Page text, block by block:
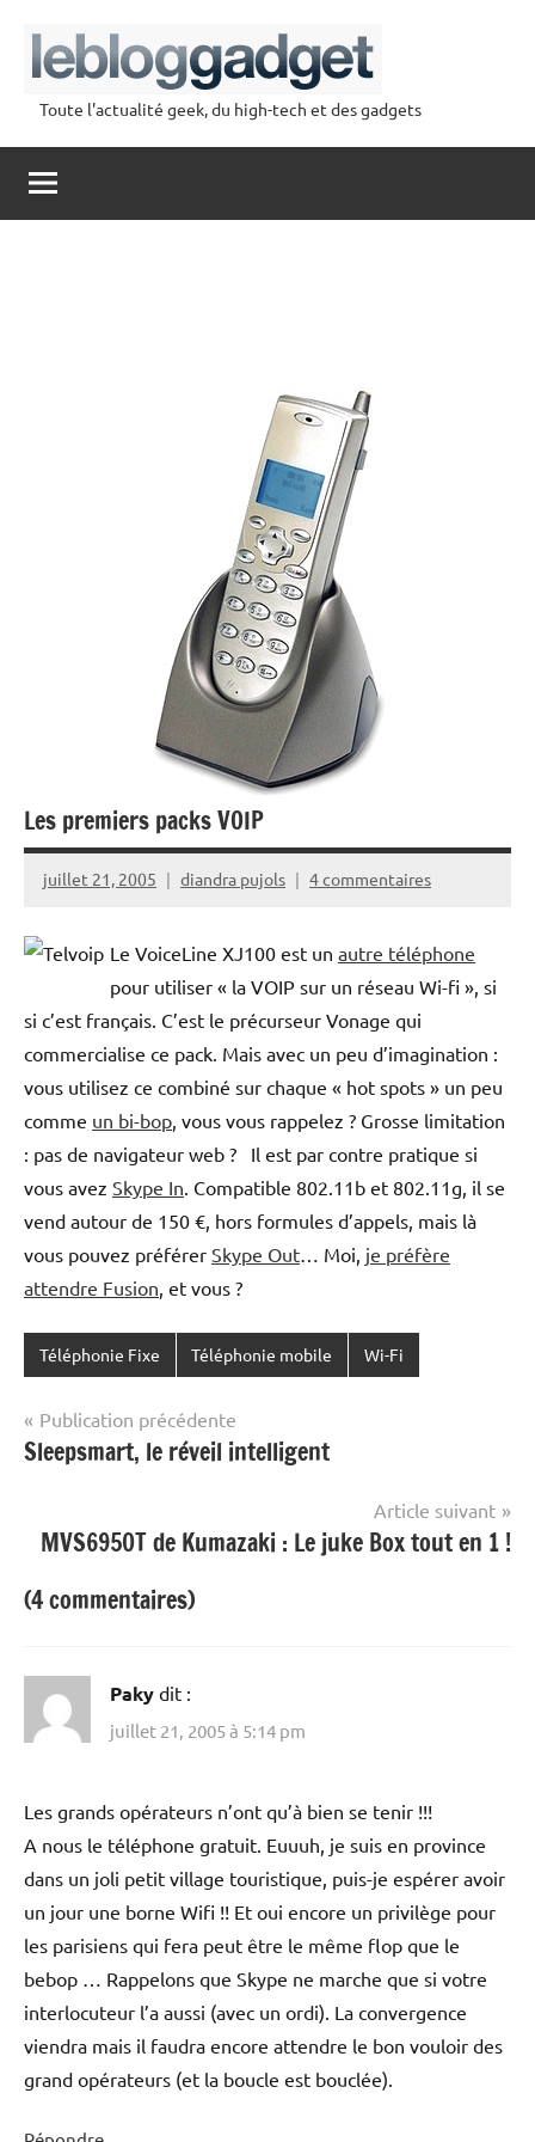
contenu
lebloggadget
Toute l'actualité geek, du high-tech et des gadgets
Les premiers packs VOIP
juillet 21, 2005 diandra pujols 4 commentaires
Le VoiceLine XJ100 est un autre téléphone
pour utiliser « la VOIP sur un réseau Wi-fi », si
si c’est français. C’est le précurseur Vonage qui
commercialise ce pack. Mais avec un peu d’imagination :
vous utilisez ce combiné sur chaque « hot spots » un peu
comme un bi-bop , vous vous rappelez ? Grosse limitation
: pas de navigateur web ? Il est par contre pratique si
vous avez Skype In . Compatible 802.11b et 802.11g, il se
vend autour de 150 €, hors formules d’appels, mais là
vous pouvez préférer Skype Out … Moi, je préfère
attendre Fusion , et vous ?
Téléphonie Fixe Téléphonie mobile Wi-Fi
Navigation
de
Publication précédente
Sleepsmart, le réveil intelligent
Article suivant
MVS6950T de Kumazaki : Le juke Box tout en 1 !
(4 commentaires)
Paky dit :
juillet 21, 2005 à 5:14 pm
Les grands opérateurs n’ont qu’à bien se tenir !!!
A nous le téléphone gratuit. Euuuh, je suis en province
dans un joli petit village touristique, puis-je espérer avoir
un jour une borne Wifi !! Et oui encore un privilège pour
les parisiens qui fera peut être le même flop que le
bebop … Rappelons que Skype ne marche que si votre
interlocuteur l’a aussi (avec un ordi). La convergence
viendra mais il faudra encore attendre le bon vouloir des
grand opérateurs (et la boucle est bouclée).